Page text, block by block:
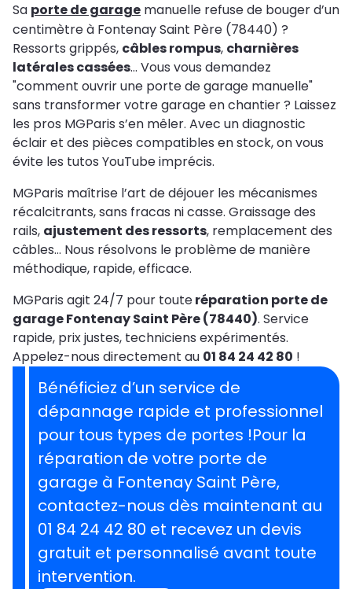
Sa porte de garage manuelle refuse de bouger d’un
centimètre à Fontenay Saint Père (78440) ?
Ressorts grippés, câbles rompus, charnières
latérales cassées… Vous vous demandez
"comment ouvrir une porte de garage manuelle"
sans transformer votre garage en chantier ? Laissez
les pros MGParis s’en mêler. Avec un diagnostic
éclair et des pièces compatibles en stock, on vous
évite les tutos YouTube imprécis.
MGParis maîtrise l’art de déjouer les mécanismes
récalcitrants, sans fracas ni casse. Graissage des
rails, ajustement des ressorts, remplacement des
câbles… Nous résolvons le problème de manière
méthodique, rapide, efficace.
MGParis agit 24/7 pour touteréparation porte de
garage Fontenay Saint Père (78440). Service
rapide, prix justes, techniciens expérimentés.
Appelez-nous directement au 01 84 24 42 80 !
Bénéficiez d’un service de
dépannage rapide et professionnel
pour tous types de portes !Pour la
réparation de votre porte de
garage à Fontenay Saint Père,
contactez-nous dès maintenant au
01 84 24 42 80 et recevez un devis
gratuit et personnalisé avant toute
intervention.